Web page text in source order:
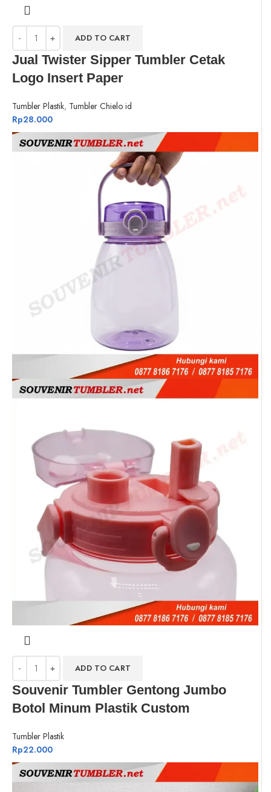
ADD TO CART
Jual Twister Sipper Tumbler Cetak
Logo Insert Paper
Tumbler Plastik, Tumbler Chielo id
Rp28.000
ADD TO CART
Souvenir Tumbler Gentong Jumbo
Botol Minum Plastik Custom
Tumbler Plastik
Rp22.000